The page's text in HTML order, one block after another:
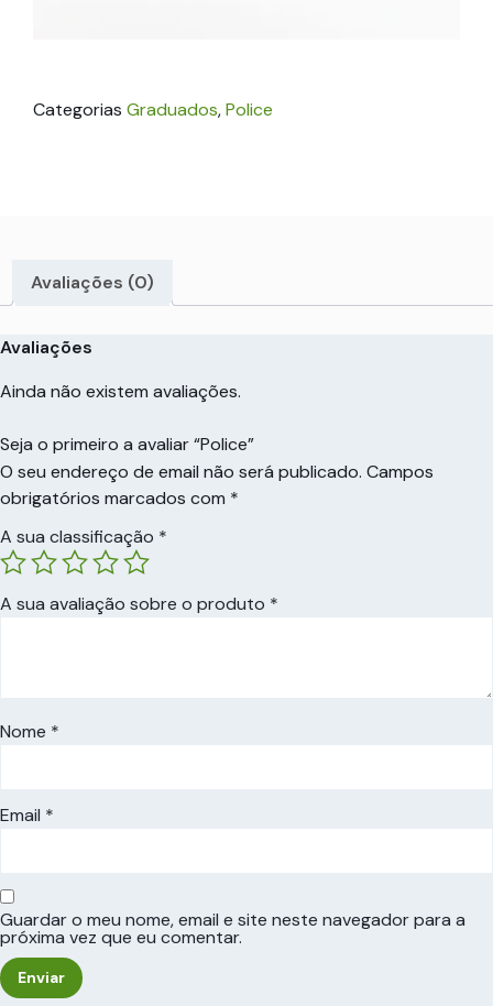
Categorias Graduados,Police
Avaliações (0)
Avaliações
Ainda não existem avaliações.
Seja o primeiro a avaliar “Police”
O seu endereço de email não será publicado. Campos
obrigatórios marcados com *
A sua classificação *
A sua avaliação sobre o produto *
Nome *
Email *
Guardar o meu nome, email e site neste navegador para a
próxima vez que eu comentar.